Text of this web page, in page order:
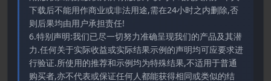
下载后不能用作商业或非法用途,需在24小时之内删除,否
则后果均由用户承担责任!
6.特别声明:我们已尽一切努力准确呈现我们的产品及其潜
力.任何关于实际收益或实际结果示例的声明均可应要求进
行验证.所使用的推荐和示例均为特殊结果,不适用于普通
购买者,亦不代表或保证任何人都能获得相同或类似的结